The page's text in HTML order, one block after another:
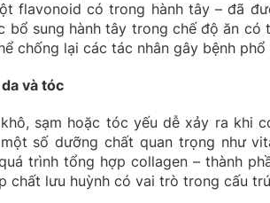
flavonoid có trong hành tây – đã
bổ sung hành tây trong chế độ ăn
chống lại các tác nhân gây bệnh phổ
và tóc
sạm hoặc tóc yếu dễ xảy ra khi
số dưỡng chất quan trọng như
trình tổng hợp collagen – thành
chất lưu huỳnh có vai trò trong cấu